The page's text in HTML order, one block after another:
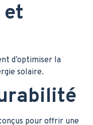
et
d’optimiser la
solaire.
pour offrir une